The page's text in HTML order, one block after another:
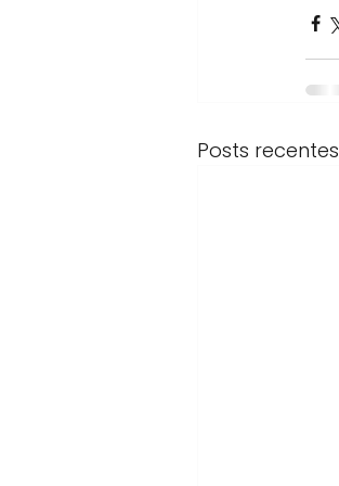
Posts recentes